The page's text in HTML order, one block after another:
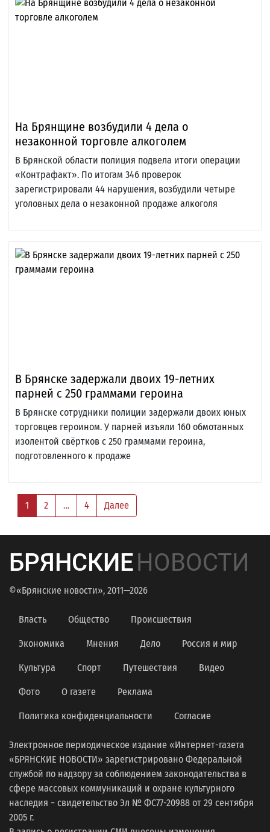
На Брянщине возбудили 4 дела о
незаконной торговле алкоголем
В Брянской области полиция подвела итоги операции
«Контрафакт». По итогам 346 проверок
зарегистрировали 44 нарушения, возбудили четыре
уголовных дела о незаконной продаже алкоголя
В Брянске задержали двоих 19-летних
парней с 250 граммами героина
В Брянске сотрудники полиции задержали двоих юных
торговцев героином. У парней изъяли 160 обмотанных
изолентой свёртков с 250 граммами героина,
подготовленного к продаже
1 2 … 4 Далее
БРЯНСКИЕНОВОСТИ
©«Брянские новости», 2011—2026
Власть Общество Происшествия
Экономика Мнения Дело Россия и мир
Культура Спорт Путешествия Видео
Фото О газете Реклама
Политика конфиденциальности Согласие
Электронное периодическое издание «Интернет-газета
«БРЯНСКИЕ НОВОСТИ» зарегистрировано Федеральной
службой по надзору за соблюдением законодательства в
сфере массовых коммуникаций и охране культурного
наследия − свидетельство Эл № ФС77-20988 от 29 сентября
2005 г.